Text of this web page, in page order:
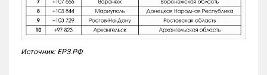
Источник: ЕРЗ.РФ